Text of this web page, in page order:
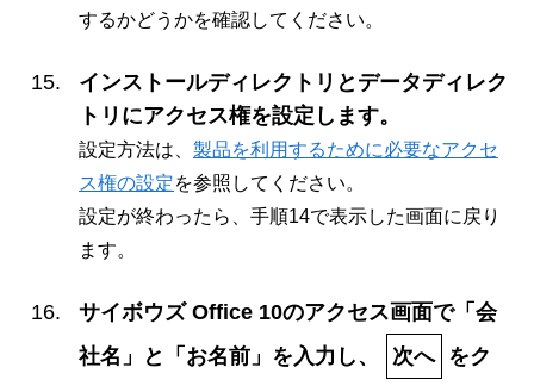
するかどうかを確認してください。
インストールディレクトリとデータディレク
トリにアクセス権を設定します。
設定方法は、 製品を利用するために必要なアクセ
ス権の設定を参照してください。
設定が終わったら、手順14で表示した画面に戻り
ます。
サイボウズ Office 10のアクセス画面で「会
社名」と「お名前」を入力し、
次へ をク